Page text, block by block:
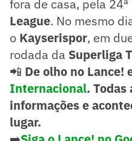
fora de casa, pela
League. No mesmo
o Kayserispor, em
rodada da Superliga
📲 De olho no Lance!
Internacional. Todas
informações e
lugar.